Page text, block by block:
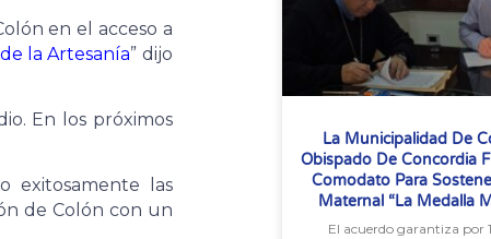
en el acceso a
la Artesanía” dijo
En los próximos
exitosamente las
de Colón con un
La Municipalidad De
Obispado De Concordia
Comodato Para
Maternal “La Medalla
El acuerdo garantiza por